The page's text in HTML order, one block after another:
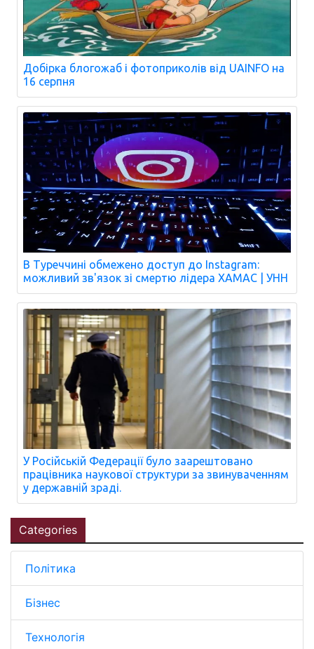
Добірка блогожаб і фотоприколів від UAINFO на
16 серпня
В Туреччині обмежено доступ до Instagram:
можливий зв'язок зі смертю лідера ХАМАС | УНН
У Російській Федерації було заарештовано
працівника наукової структури за звинуваченням
у державній зраді.
Categories
Політика
Бізнес
Технологія